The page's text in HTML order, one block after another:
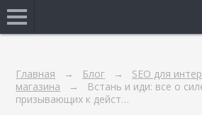
Главная Блог
SEO для
магазина
Встань и иди: все о
призывающих к дейст…